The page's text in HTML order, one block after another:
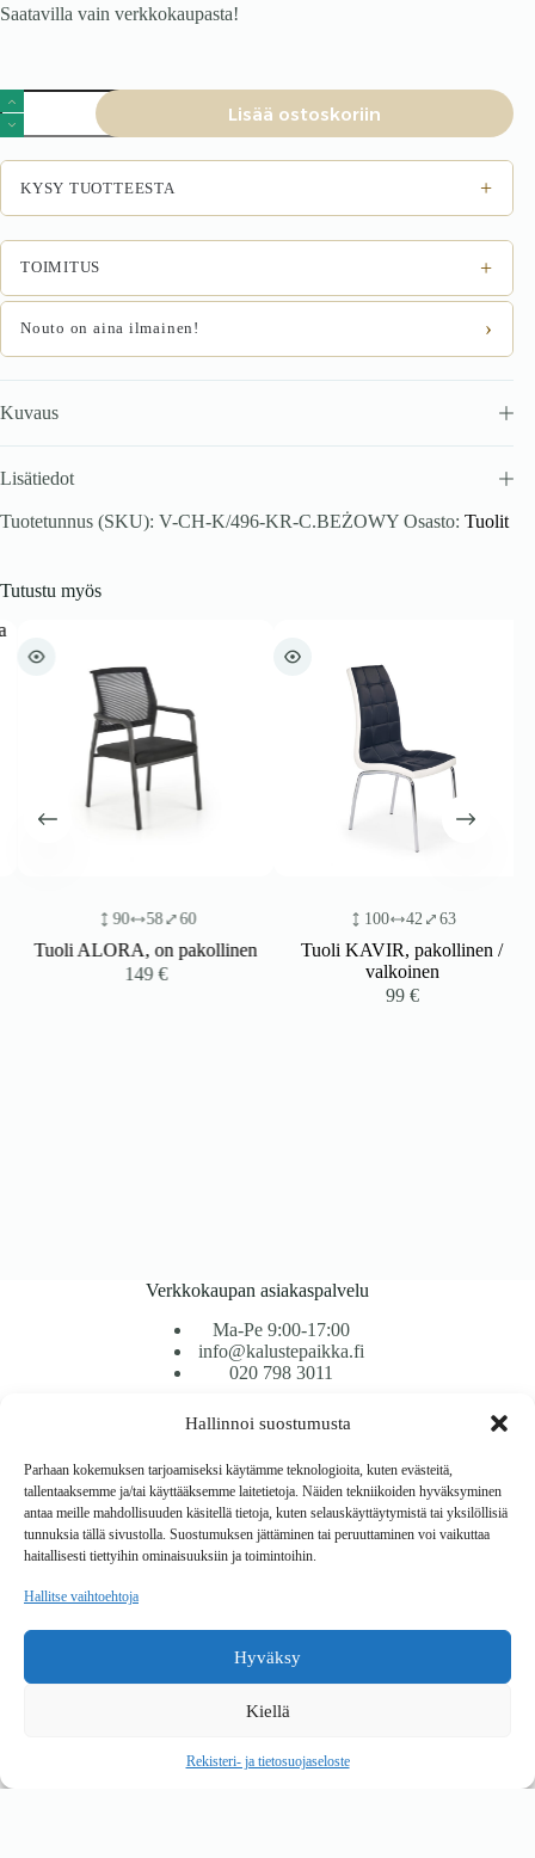
Hallinnoi suostumusta
Parhaan kokemuksen tarjoamiseksi käytämme teknologioita, kuten evästeitä,
tallentaaksemme ja/tai käyttääksemme laitetietoja. Näiden tekniikoiden hyväksyminen
antaa meille mahdollisuuden käsitellä tietoja, kuten selauskäyttäytymistä tai yksilöllisiä
tunnuksia tällä sivustolla. Suostumuksen jättäminen tai peruuttaminen voi vaikuttaa
haitallisesti tiettyihin ominaisuuksiin ja toimintoihin.
Hallitse vaihtoehtoja
Hyväksy
Kiellä
Rekisteri- ja tietosuojaseloste
Saatavilla vain verkkokaupasta!
K496
työkalu,
d.bežšņā
määrä
Lisää ostoskoriin
KYSY TUOTTEESTA +
TOIMITUS +
Nouto on aina ilmainen! ›
Kuvaus
Lisätiedot
Tuotetunnus (SKU): V-CH-K/496-KR-C.BEŻOWY Osasto: Tuolit
Tutustu myös
90 58 60
Tuoli ALORA, on pakollinen
149€
100 42 63
Tuoli KAVIR, pakollinen /
valkoinen
99€
Verkkokaupan asiakaspalvelu
Ma-Pe 9:00-17:00
info@kalustepaikka.fi
020 798 3011
Tavarantoimitus / Maksutavat
Toimitustavat
Maksutavat
Vaihto ja palautus
Reklamaatiot
Copyright © 2026 Kalustepaikka